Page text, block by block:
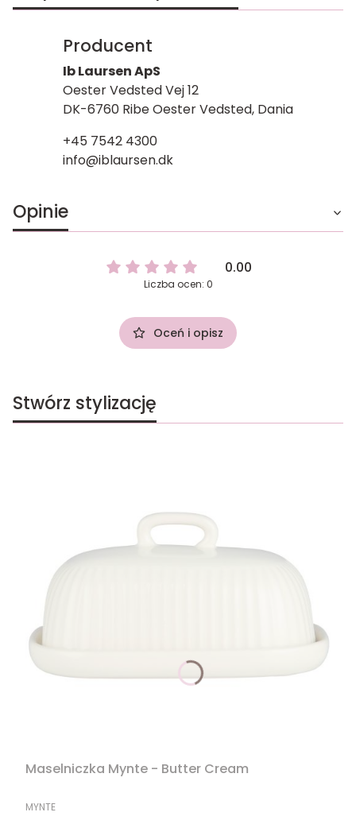
Producent
Ib Laursen ApS
Oester Vedsted Vej 12
DK-6760 Ribe Oester Vedsted, Dania
+45 7542 4300
info@iblaursen.dk
Opinie
0.00
Liczba ocen: 0
Oceń i opisz
Stwórz stylizację
Maselniczka Mynte - Butter Cream
PRODUCENT
MYNTE